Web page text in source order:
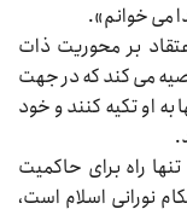
می‌‌‌ خوانم».
بر محوریت ذات
می‌‌‌ کند که در جهت
او تکیه کنند و خود
راه برای حاکمیت
نورانی اسلام است،